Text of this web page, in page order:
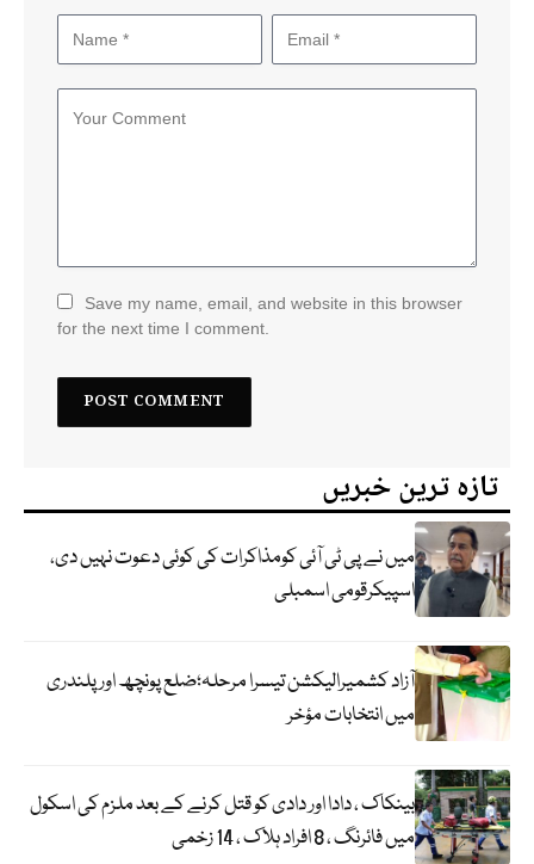
Save my name, email, and website in this browser
for the next time I comment.
تازہ ترین خبریں
میں نے پی ٹی آئی کومذاکرات کی کوئی دعوت نہیں دی،
اسپیکرقومی اسمبلی
آزاد کشمیرالیکشن تیسرا مرحلہ؛ضلع پونچھ اور پلندری
میں انتخابات مؤخر
بینکاک ، دادا اور دادی کو قتل کرنے کے بعد ملزم کی اسکول
میں فائرنگ ، 8 افراد ہلاک ، 14 زخمی